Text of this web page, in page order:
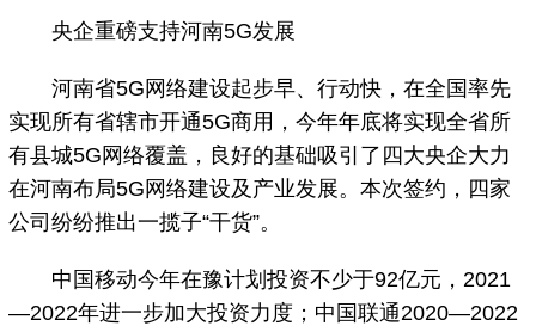
央企重磅支持河南5G发展
河南省5G网络建设起步早、行动快，在全国率先
实现所有省辖市开通5G商用，今年年底将实现全省所
有县城5G网络覆盖，良好的基础吸引了四大央企大力
在河南布局5G网络建设及产业发展。本次签约，四家
公司纷纷推出一揽子“干货”。
中国移动今年在豫计划投资不少于92亿元，2021
—2022年进一步加大投资力度；中国联通2020—2022